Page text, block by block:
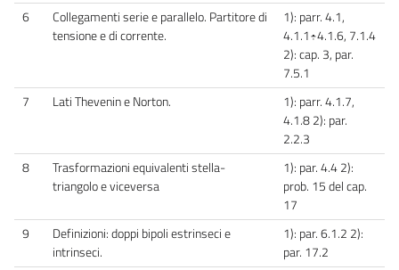
6
Collegamenti serie e parallelo. Partitore di
tensione e di corrente.
1): parr. 4.1,
4.1.1÷4.1.6, 7.1.4
2): cap. 3, par.
7.5.1
7
Lati Thevenin e Norton.
1): parr. 4.1.7,
4.1.8 2): par.
2.2.3
8
Trasformazioni equivalenti stella-
triangolo e viceversa
1): par. 4.4 2):
prob. 15 del cap.
17
9
Definizioni: doppi bipoli estrinseci e
intrinseci.
1): par. 6.1.2 2):
par. 17.2